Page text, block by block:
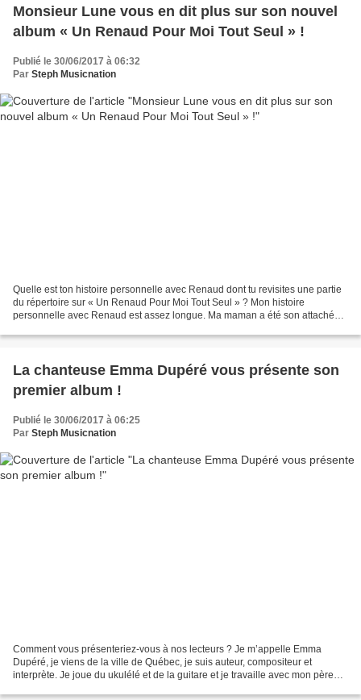
Monsieur Lune vous en dit plus sur son nouvel
album « Un Renaud Pour Moi Tout Seul » !
Publié le 30/06/2017 à 06:32
Par Steph Musicnation
Quelle est ton histoire personnelle avec Renaud dont tu revisites une partie
du répertoire sur « Un Renaud Pour Moi Tout Seul » ? Mon histoire
personnelle avec Renaud est assez longue. Ma maman a été son attachée
La chanteuse Emma Dupéré vous présente son
premier album !
Publié le 30/06/2017 à 06:25
Par Steph Musicnation
Comment vous présenteriez-vous à nos lecteurs ? Je m’appelle Emma
Dupéré, je viens de la ville de Québec, je suis auteur, compositeur et
interprète. Je joue du ukulélé et de la guitare et je travaille avec mon père